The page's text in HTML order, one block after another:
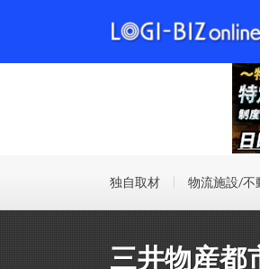
独自取材 物流施設/不
三井物産都